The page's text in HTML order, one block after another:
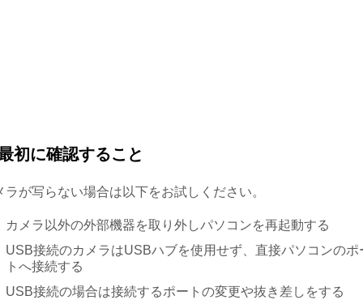
初に確認すること
ラが写らない場合は以下をお試しください。
カメラ以外の外部機器を取り外しパソコンを再起動する
USB接続のカメラはUSBハブを使用せず、直接パソコンのポ
トへ接続する
USB接続の場合は接続するポートの変更や抜き差しをする